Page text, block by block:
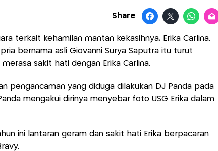
Share
terkait kehamilan mantan kekasihnya, Erika Carlina.
bernama asli Giovanni Surya Saputra itu turut
sakit hati dengan Erika Carlina.
pengancaman yang diduga dilakukan DJ Panda pada
mengakui dirinya menyebar foto USG Erika dalam
ini lantaran geram dan sakit hati Erika berpacaran